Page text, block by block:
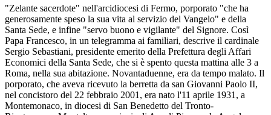
"Zelante sacerdote" nell'arcidiocesi di Fermo, porporato "che ha
generosamente speso la sua vita al servizio del Vangelo" e della
Santa Sede, e infine "servo buono e vigilante" del Signore. Così
Papa Francesco, in un telegramma ai familiari, descrive il cardinale
Sergio Sebastiani, presidente emerito della Prefettura degli Affari
Economici della Santa Sede, che si è spento questa mattina alle 3 a
Roma, nella sua abitazione. Novantaduenne, era da tempo malato. Il
porporato, che aveva ricevuto la berretta da san Giovanni Paolo II,
nel concistoro del 22 febbraio 2001, era nato l'11 aprile 1931, a
Montemonaco, in diocesi di San Benedetto del Tronto-